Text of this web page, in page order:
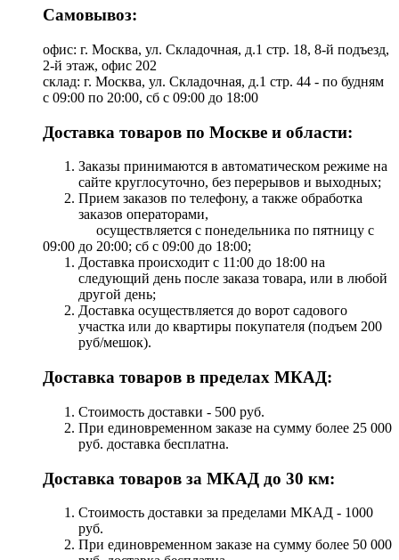
Самовывоз:
офис: г. Москва, ул. Складочная, д.1 стр. 18, 8-й подъезд,
2-й этаж, офис 202
склад: г. Москва, ул. Складочная, д.1 стр. 44 - по будням
с 09:00 по 20:00, сб с 09:00 до 18:00
Доставка товаров по Москве и области:
Заказы принимаются в автоматическом режиме на
сайте круглосуточно, без перерывов и выходных;
Прием заказов по телефону, а также обработка
заказов операторами,
осуществляется с понедельника по пятницу с
09:00 до 20:00; сб с 09:00 до 18:00;
Доставка происходит с 11:00 до 18:00 на
следующий день после заказа товара, или в любой
другой день;
Доставка осуществляется до ворот садового
участка или до квартиры покупателя (подъем 200
руб/мешок).
Доставка товаров в пределах МКАД:
Стоимость доставки - 500 руб.
При единовременном заказе на сумму более 25 000
руб. доставка бесплатна.
Доставка товаров за МКАД до 30 км:
Стоимость доставки за пределами МКАД - 1000
руб.
При единовременном заказе на сумму более 50 000